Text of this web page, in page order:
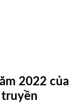
2022 của
truyền